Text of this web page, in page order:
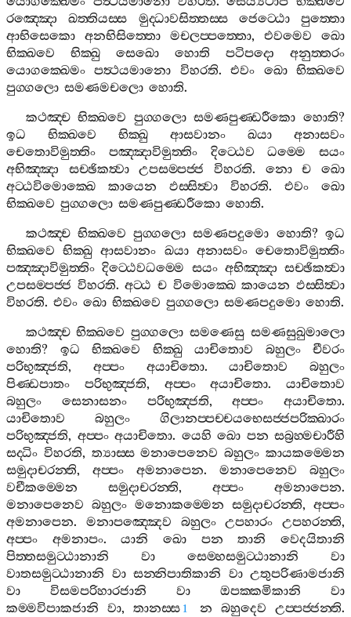
රඤ‍්ඤො
ඛත‍්තියස‍්ස මුද‍්ධාවසිත‍්තස‍්ස ජෙට‍්ඨො
පුත‍්තො
ආභිසෙකො
අනභිසිත‍්තො මචලප‍්පත‍්තො, එවමෙව
ඛො
භික‍්ඛවෙ
භික‍්ඛු සෙඛො හොති පටිපදො
අනුත‍්තරං
යොගක‍්ඛෙමං
පත්‍ථයමානො විහරති.එවං ඛො
භික‍්ඛවෙ
පුග‍්ගලො සමණමචලො හොති.
කථඤ‍්ච භික‍්ඛවෙ පුග‍්ගලො සමණපුණ‍්ඩරීකො හොති?
ඉධ
භික‍්ඛවෙ භික‍්ඛු ආසවානං ඛයා
අනාසවං
චෙතොවිමුත‍්තිං
පඤ‍්ඤාවිමුත‍්තිං දිට‍්ඨෙව ධම‍්මෙ
සයං
අභිඤ‍්ඤා
සච‍්ඡිකත්‍වා උපසම‍්පජ‍්ජ විහරති. නො ච
ඛො
අට‍්ඨවිමොක‍්ඛෙ
කායෙන ඵස‍්සිත්‍වා විහරති. එවං
ඛො
භික‍්ඛවෙ පුග‍්ගලො සමණපුණ‍්ඩරීකො හොති.
කථඤ‍්ච භික‍්ඛවෙ පුග‍්ගලො සමණපදුමො හොති?ඉධ
භික‍්ඛවෙ භික‍්ඛු ආසවානං ඛයා අනාසවං චෙතොවිමුත‍්තිං
පඤ‍්ඤාවිමුත‍්තිං දිට‍්ඨෙවධම‍්මෙ සයං අභිඤ‍්ඤා සච‍්ඡිකත්‍වා
උපසම‍්පජ‍්ජ විහරති.අට‍්ඨ ච විමොක‍්ඛෙ කායෙන ඵස‍්සිත්‍වා
විහරති. එවං ඛො භික‍්ඛවෙ පුග‍්ගලො සමණපදුමො හොති.
කථඤ‍්ච භික‍්ඛවෙ පුග‍්ගලො සමණෙසු සමණසුඛුමාලො
හොති? ඉධ භික‍්ඛවෙ භික‍්ඛු යාචිතොව බහුලං
චීවරං
පරිභුඤ‍්ජති, අප‍්පං අයාචිතො.යාචිතොව
බහුලං
පිණ‍්ඩපාතං
පරිභුඤ‍්ජති, අප‍්පං අයාචිතො. යාචිතොව
බහුලං
සෙනාසනං පරිභුඤ‍්ජති,අප‍්පං අයාචිතො.
යාචිතොව
බහුලං
ගිලානප‍්පච‍්චයභෙසජ‍්ජපරික‍්ඛාරං
පරිභුඤ‍්ජති, අප‍්පං අයාචිතො. යෙහි ඛො පන සබ්‍රහ‍්මචාරීහි
සද‍්ධිං විහරති, ත්‍යාස‍්ස මනාපෙනෙව බහුලං කායකම‍්මෙන
සමුදාචරන‍්ති, අප‍්පං අමනාපෙන. මනාපෙනෙව
බහුලං
වචීකම‍්මෙන
සමුදාචරන‍්ති, අප‍්පං අමනාපෙන.
මනාපෙනෙව බහුලං මනොකම‍්මෙන සමුදාචරන‍්ති, අප‍්පං
අමනාපෙන. මනාපඤ‍්ඤෙව බහුලං උපහාරං උපහරන‍්ති,
අප‍්පං
අමනාපං.යානි ඛො පන තානි
වෙදයිතානි
පිත‍්තසමුට‍්ඨානානි
වා සෙම‍්හසමුට‍්ඨානානි
වා
වාතසමුට‍්ඨානානි වා සන‍්නිපාතිකානි වා උතුපරිණාමජානි
වා
විසමපරිහාරජානි වා ඔපක‍්කමිකානි
වා
කම‍්මවිපාකජානි
වා,තානස‍්ස 1 න බහුදෙව උප‍්පජ‍්ජන‍්ති.